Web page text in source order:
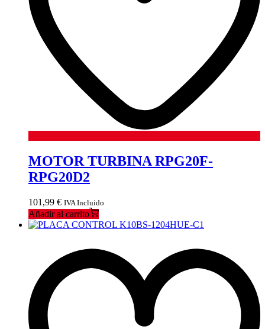
MOTOR TURBINA RPG20F-
RPG20D2
101,99 € IVA Incluido
Añadir al carrito